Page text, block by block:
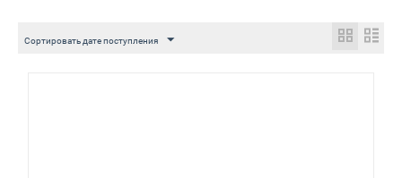
Сортировать дате поступления